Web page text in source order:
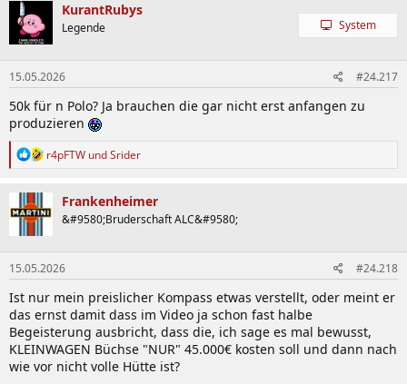
KurantRubys
Legende System
15.05.2026 #24.217
50k für n Polo? Ja brauchen die gar nicht erst anfangen zu
produzieren
R
t
n
e
n
:
r4pFTW undSrider
Frankenheimer
&#9580;Bruderschaft ALC&#9580;
15.05.2026 #24.218
Ist nur mein preislicher Kompass etwas verstellt, oder meint er
das ernst damit dass im Video ja schon fast halbe
Begeisterung ausbricht, dass die, ich sage es mal bewusst,
KLEINWAGEN Büchse "NUR" 45.000€ kosten soll und dann nach
wie vor nicht volle Hütte ist?